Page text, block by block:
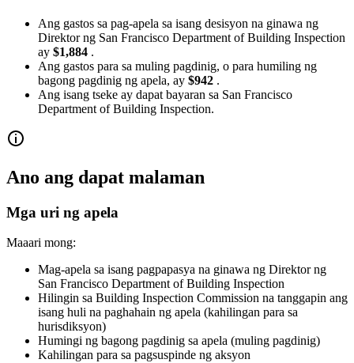
Ang gastos sa pag-apela sa isang desisyon na ginawa ng
Direktor ng San Francisco Department of Building Inspection
ay $1,884 .
Ang gastos para sa muling pagdinig, o para humiling ng
bagong pagdinig ng apela, ay $942 .
Ang isang tseke ay dapat bayaran sa San Francisco
Department of Building Inspection.
Ano ang dapat malaman
Mga uri ng apela
Maaari mong:
Mag-apela sa isang pagpapasya na ginawa ng Direktor ng
San Francisco Department of Building Inspection
Hilingin sa Building Inspection Commission na tanggapin ang
isang huli na paghahain ng apela (kahilingan para sa
hurisdiksyon)
Humingi ng bagong pagdinig sa apela (muling pagdinig)
Kahilingan para sa pagsuspinde ng aksyon